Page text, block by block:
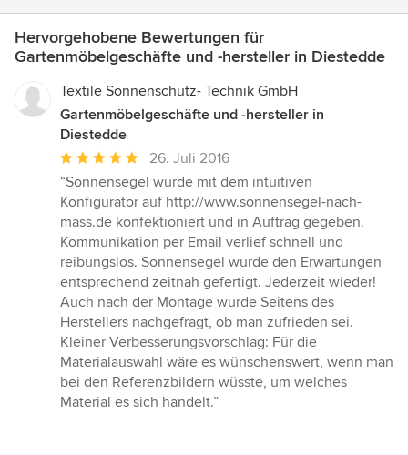
Hervorgehobene Bewertungen für
Gartenmöbelgeschäfte und -hersteller in Diestedde
Textile Sonnenschutz- Technik GmbH
Gartenmöbelgeschäfte und -hersteller in
Diestedde
Durchschnittliche
Bewertung:
5
von
5
Sternen
26. Juli 2016
“Sonnensegel wurde mit dem intuitiven
Konfigurator auf http://www.sonnensegel-nach-
mass.de konfektioniert und in Auftrag gegeben.
Kommunikation per Email verlief schnell und
reibungslos. Sonnensegel wurde den Erwartungen
entsprechend zeitnah gefertigt. Jederzeit wieder!
Auch nach der Montage wurde Seitens des
Herstellers nachgefragt, ob man zufrieden sei.
Kleiner Verbesserungsvorschlag: Für die
Materialauswahl wäre es wünschenswert, wenn man
bei den Referenzbildern wüsste, um welches
Material es sich handelt.”